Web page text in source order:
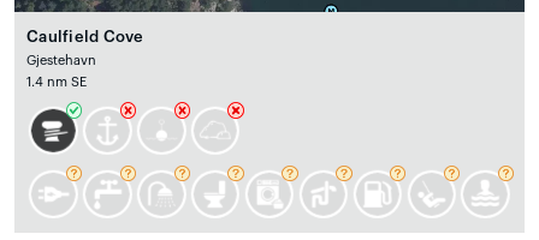
Caulfield Cove
Gjestehavn
1.4 nm SE